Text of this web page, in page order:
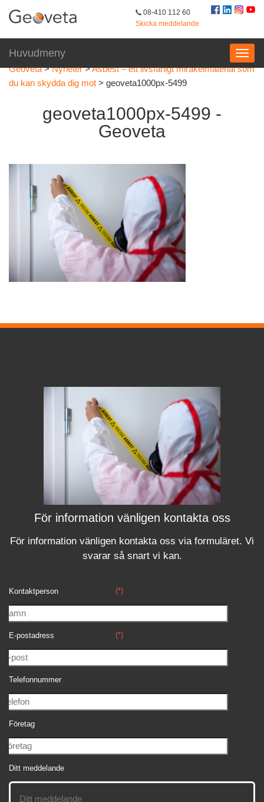
08-410 112 60
Skicka meddelande
Huvudmeny
Geoveta>Nyheter>Asbest – ett livsfarligt mirakelmaterial som
du kan skydda dig mot > geoveta1000px-5499
geoveta1000px-5499 -
Geoveta
För information vänligen kontakta oss
För information vänligen kontakta oss via formuläret. Vi
svararså snart vi kan.
Kontaktperson (*)
E-postadress (*)
Telefonnummer
Företag
Ditt meddelande